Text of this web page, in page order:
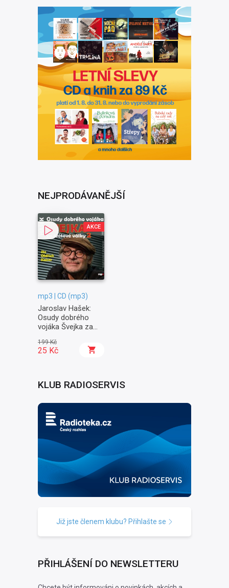
NEJPRODÁVANĚJŠÍ
AKCE
mp3 | CD (mp3)
Jaroslav Hašek:
Osudy dobrého
vojáka Švejka za
Na frontě
199 Kč
25 Kč
KLUB RADIOSERVIS
Již jste členem klubu? Přihlašte se
PŘIHLÁŠENÍ DO NEWSLETTERU